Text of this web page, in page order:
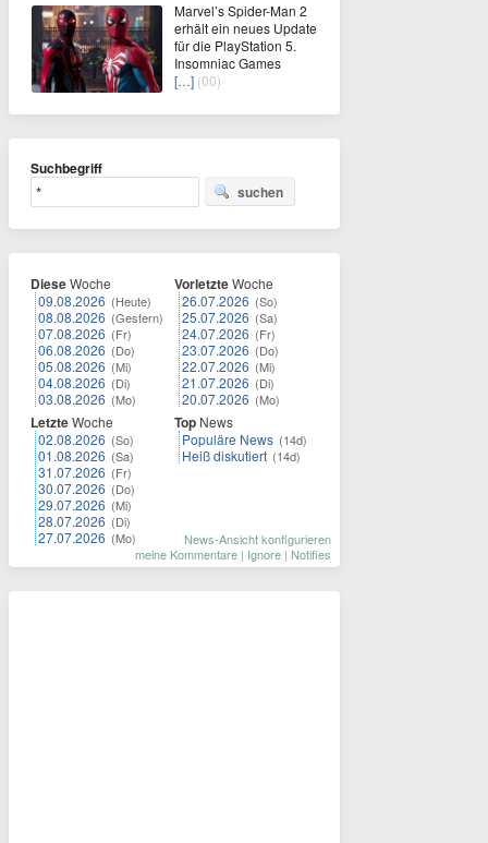
Marvel’s Spider-Man 2
erhält ein neues Update
für die PlayStation 5.
Insomniac Games
[…] (00)
Suchbegriff
suchen
DieseWoche
09.08.2026 (Heute)
08.08.2026 (Gestern)
07.08.2026 (Fr)
06.08.2026 (Do)
05.08.2026 (Mi)
04.08.2026 (Di)
03.08.2026 (Mo)
LetzteWoche
02.08.2026 (So)
01.08.2026 (Sa)
31.07.2026 (Fr)
30.07.2026 (Do)
29.07.2026 (Mi)
28.07.2026 (Di)
27.07.2026 (Mo)
VorletzteWoche
26.07.2026 (So)
25.07.2026 (Sa)
24.07.2026 (Fr)
23.07.2026 (Do)
22.07.2026 (Mi)
21.07.2026 (Di)
20.07.2026 (Mo)
Top News
Populäre News (14d)
Heiß diskutiert (14d)
News-Ansicht konfigurieren
meine Kommentare | Ignore | Notifies